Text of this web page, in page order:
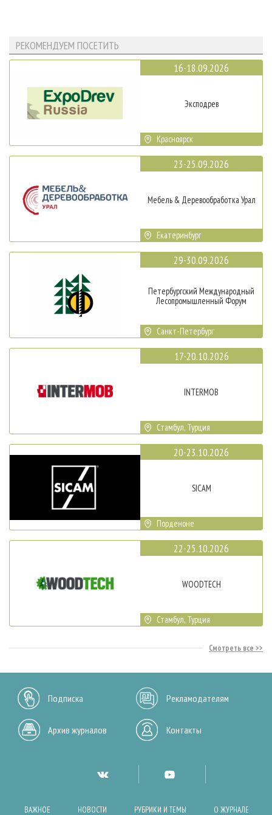
РЕКОМЕНДУЕМ ПОСЕТИТЬ
16-18.09.2026
Эксподрев
Красноярск
23-25.09.2026
Мебель & Деревообработка Урал
Екатеринбург
29-30.09.2026
Петербургский Международный
Лесопромышленный Форум
Санкт-Петербург
17-20.10.2026
INTERMOB
Стамбул, Турция
20-23.10.2026
SICAM
Порденоне
22-25.10.2026
WOODTECH
Стамбул, Турция
Смотреть все
Подписка Рекламодателям
Архив журналов Контакты
ВАЖНОЕ НОВОСТИ РУБРИКИ И ТЕМЫ О ЖУРНАЛЕ